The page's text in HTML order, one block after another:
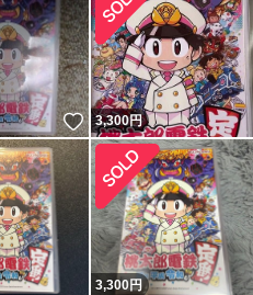
いいね！
3,300円
3,300円